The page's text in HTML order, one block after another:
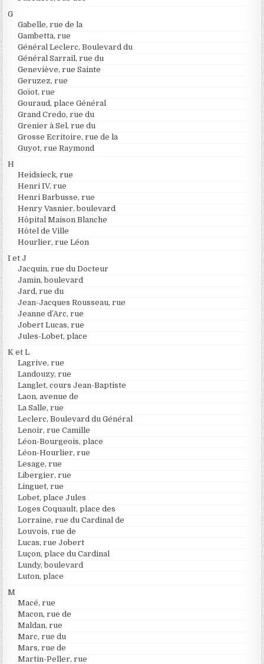
G
Gabelle, rue de la
Gambetta, rue
Général Leclerc, Boulevard du
Général Sarrail, rue du
Geneviève, rue Sainte
Geruzez, rue
Goïot, rue
Gouraud, place Général
Grand Credo, rue du
Grenier à Sel, rue du
Grosse Ecritoire, rue de la
Guyot, rue Raymond
H
Heidsieck, rue
Henri IV, rue
Henri Barbusse, rue
Henry Vasnier, boulevard
Hôpital Maison Blanche
Hôtel de Ville
Hourlier, rue Léon
I et J
Jacquin, rue du Docteur
Jamin, boulevard
Jard, rue du
Jean-Jacques Rousseau, rue
Jeanne d’Arc, rue
Jobert Lucas, rue
Jules-Lobet, place
K et L
Lagrive, rue
Landouzy, rue
Langlet, cours Jean-Baptiste
Laon, avenue de
La Salle, rue
Leclerc, Boulevard du Général
Lenoir, rue Camille
Léon-Bourgeois, place
Léon-Hourlier, rue
Lesage, rue
Libergier, rue
Linguet, rue
Lobet, place Jules
Loges Coquault, place des
Lorraine, rue du Cardinal de
Louvois, rue de
Lucas, rue Jobert
Luçon, place du Cardinal
Lundy, boulevard
Luton, place
M
Macé, rue
Macon, rue de
Maldan, rue
Marc, rue du
Mars, rue de
Martin-Peller, rue